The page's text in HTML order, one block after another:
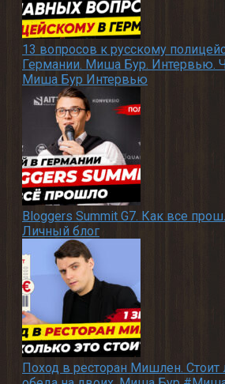
13 вопросов к русскому
Германии. Миша Бур. Интервью.
Миша Бур Интервью
Bloggers Summit G7. Как все
Личный блог
Поход в ресторан Мишлен. Стоит